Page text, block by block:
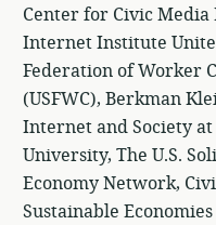
Center for Civic
Internet Institute
Federation of Worker
(USFWC), Berkman
Internet and Society
University, The U.S.
Economy Network,
Sustainable